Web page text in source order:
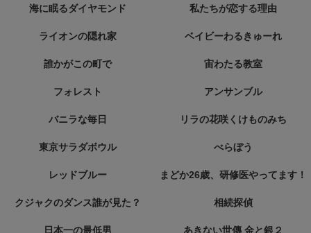
海に眠るダイヤモンド 私たちが恋する理由
ライオンの隠れ家 ベイビーわるきゅーれ
誰かがこの町で 宙わたる教室
フォレスト アンサンブル
バニラな毎日 リラの花咲くけものみち
東京サラダボウル べらぼう
レッドブルー まどか26歳、研修医やってます！
クジャクのダンス誰が見た？ 相続探偵
日本一の最低男 あきない世傳 金と銀２